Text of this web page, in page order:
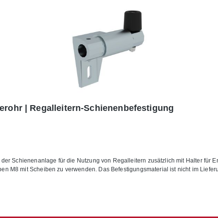
| Regalleitern-Schienenbefestigung
M8 mit Scheiben zu verwenden. Das Befestigungsmaterial ist nicht im